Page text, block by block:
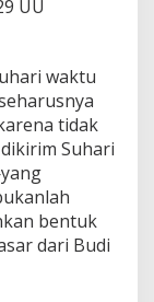
UU
waktu
tidak
Suhari
bentuk
dari Budi